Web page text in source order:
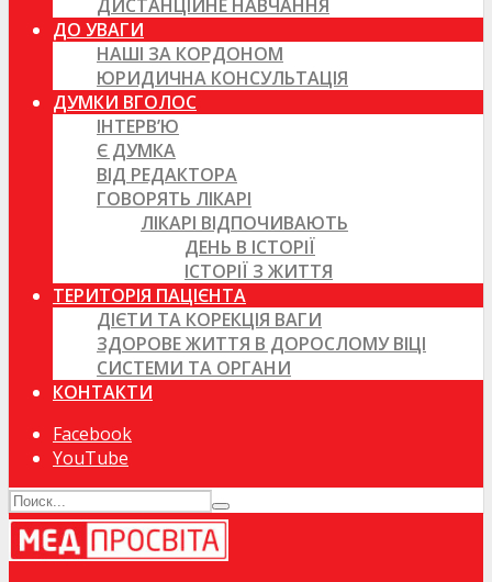
ДИСТАНЦІЙНЕ НАВЧАННЯ
ДО УВАГИ
НАШІ ЗА КОРДОНОМ
ЮРИДИЧНА КОНСУЛЬТАЦІЯ
ДУМКИ ВГОЛОС
ІНТЕРВ’Ю
Є ДУМКА
ВІД РЕДАКТОРА
ГОВОРЯТЬ ЛІКАРІ
ЛІКАРІ ВІДПОЧИВАЮТЬ
ДЕНЬ В ІСТОРІЇ
ІСТОРІЇ З ЖИТТЯ
ТЕРИТОРІЯ ПАЦІЄНТА
ДІЄТИ ТА КОРЕКЦІЯ ВАГИ
ЗДОРОВЕ ЖИТТЯ В ДОРОСЛОМУ ВІЦІ
СИСТЕМИ ТА ОРГАНИ
КОНТАКТИ
Facebook
YouTube